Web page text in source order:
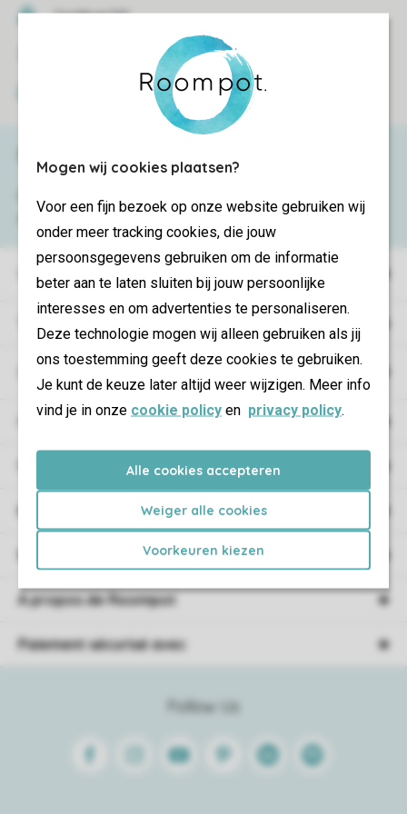
Mogen wij cookies plaatsen?
Voor een fijn bezoek op onze website gebruiken wij
onder meer tracking cookies, die jouw
persoonsgegevens gebruiken om de informatie
beter aan te laten sluiten bij jouw persoonlijke
interesses en om advertenties te personaliseren.
Deze technologie mogen wij alleen gebruiken als jij
ons toestemming geeft deze cookies te gebruiken.
Je kunt de keuze later altijd weer wijzigen. Meer info
vind je in onze cookie policy en privacy policy.
Alle cookies accepteren
Weiger alle cookies
Voorkeuren kiezen
Certificat SSL
Transmission sécurisée des données
Paiement sécurisé
Villages de vacances
Type de vacances
Hébergement
contactez notre
Contact Center
Follow Us
FacebookInstagramYoutube PinterestLinkedinSpotify
Information de réservation
A propos de Roompot
Paiement sécurisé avec